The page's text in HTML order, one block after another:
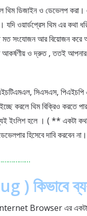
ডিজাইন ও ডেভেলপ করা।
ওয়ার্ডপ্রেস থিম এর কথা
মত সংযোজন আর বিয়োজন করে
ও দ্রুত , ততই আপনার
সিএসএস, পিএইচপি
করলে থিম বিক্রিও করতে
ইংলিশ হলে । ( ** একটা
হিসেবে দাবি করবেন
) কিভাবে
Browser এর একটা